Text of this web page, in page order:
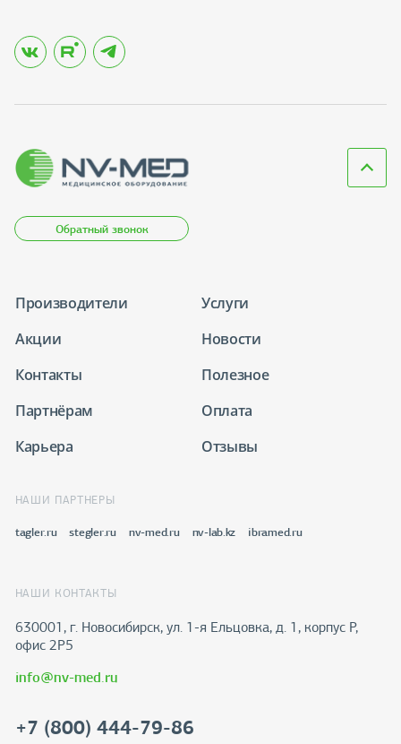
Обратный звонок
Производители
Услуги
Акции
Новости
Контакты
Полезное
Партнёрам
Оплата
Карьера
Отзывы
НАШИ ПАРТНЕРЫ
tagler.ru stegler.ru nv-med.ru nv-lab.kz ibramed.ru
НАШИ КОНТАКТЫ
630001, г. Новосибирск, ул. 1-я Ельцовка, д. 1, корпус Р,
офис 2Р5
info@nv-med.ru
+7 (800) 444-79-86